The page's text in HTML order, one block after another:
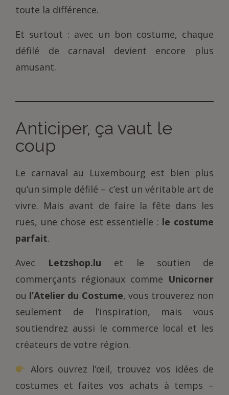
toute la différence.
Et surtout : avec un bon costume, chaque
défilé de carnaval devient encore plus
amusant.
Anticiper, ça vaut le
coup
Le carnaval au Luxembourg est bien plus
qu’un simple défilé – c’est un véritable art de
vivre. Mais avant de faire la fête dans les
rues, une chose est essentielle : le costume
parfait.
Avec Letzshop.lu et le soutien de
commerçants régionaux comme Unicorner
ou l’Atelier du Costume, vous trouverez non
seulement de l’inspiration, mais vous
soutiendrez aussi le commerce local et les
créateurs de votre région.
Alors ouvrez l’œil, trouvez vos idées de
costumes et faites vos achats à temps –